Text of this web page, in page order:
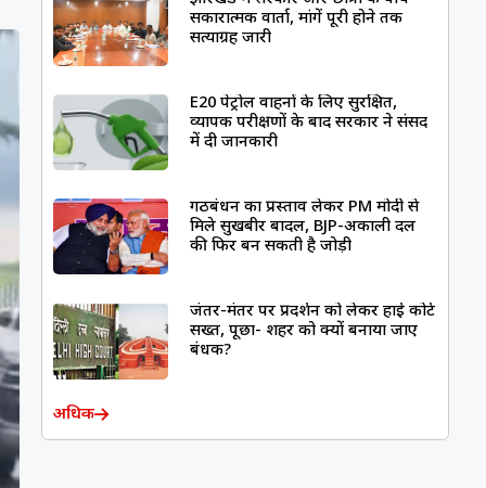
सकारात्मक वार्ता, मांगें पूरी होने तक
सत्याग्रह जारी
E20 पेट्रोल वाहनों के लिए सुरक्षित,
व्यापक परीक्षणों के बाद सरकार ने संसद
में दी जानकारी
गठबंधन का प्रस्ताव लेकर PM मोदी से
मिले सुखबीर बादल, BJP-अकाली दल
की फिर बन सकती है जोड़ी
जंतर-मंतर पर प्रदर्शन को लेकर हाई कोर्ट
सख्त, पूछा- शहर को क्यों बनाया जाए
बंधक?
अधिक